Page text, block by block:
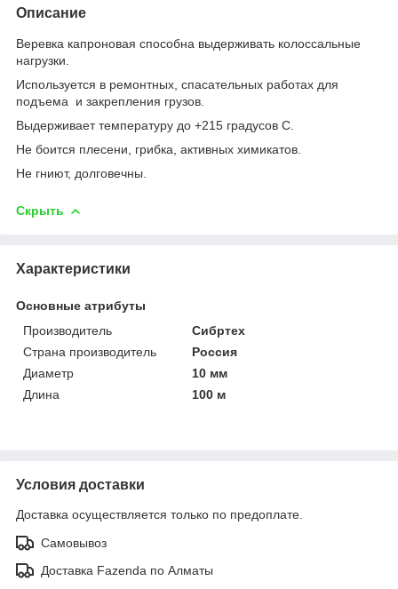
Описание
Веревка капроновая способна выдерживать колоссальные
нагрузки.
Используется в ремонтных, спасательных работах для
подъема и закрепления грузов.
Выдерживает температуру до +215 градусов С.
Не боится плесени, грибка, активных химикатов.
Не гниют, долговечны.
Скрыть
Характеристики
Основные атрибуты
Производитель
Сибртех
Страна производитель
Россия
Диаметр
10 мм
Длина
100 м
Условия доставки
Доставка осуществляется только по предоплате.
Самовывоз
Доставка Fazenda по Алматы